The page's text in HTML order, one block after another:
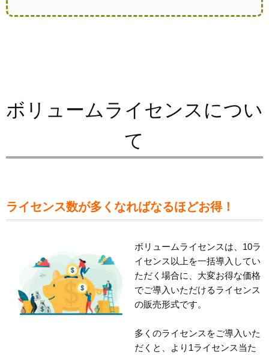
ボリュームライセンスについ
て
ライセンス数が多くなればなるほどお得！
ボリュームライセンスは、10ラ
イセンス以上を一括導入してい
ただく場合に、大変お得な価格
でご導入いただけるライセンス
の販売形式です。
多くのライセンスをご導入いた
だくと、より1ライセンス当た